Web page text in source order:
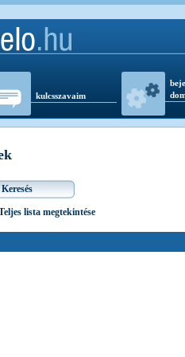
kulcsszavaim
lista megtekintése